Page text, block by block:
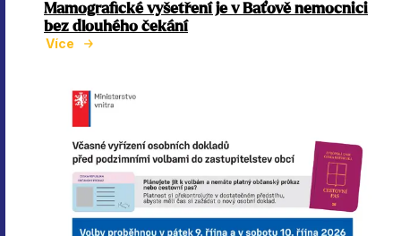
Mamografické vyšetření je v Baťově nemocnici
bez dlouhého čekání
Více